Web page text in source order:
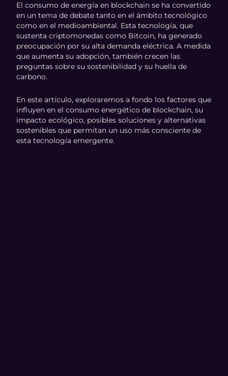
El consumo de energía en blockchain se ha convertido
en un tema de debate tanto en el ámbito tecnológico
como en el medioambiental. Esta tecnología, que
sustenta criptomonedas como Bitcoin, ha generado
preocupación por su alta demanda eléctrica. A medida
que aumenta su adopción, también crecen las
preguntas sobre su sostenibilidad y su huella de
carbono.
En este artículo, exploraremos a fondo los factores que
influyen en el consumo energético de blockchain, su
impacto ecológico, posibles soluciones y alternativas
sostenibles que permitan un uso más consciente de
esta tecnología emergente.